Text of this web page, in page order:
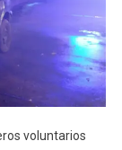
voluntarios